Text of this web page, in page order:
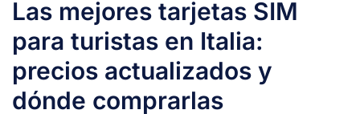
Las mejores tarjetas SIM
para turistas en Italia:
precios actualizados y
dónde comprarlas